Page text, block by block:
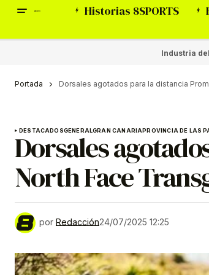
Historias 8SPORTS
Industria
Portada Dorsales agotados para la distancia
DESTACADOSGENERALGRAN CANARIAPROVINCIA DE LAS
Dorsales
North Face
por Redacción24/07/2025 12:25